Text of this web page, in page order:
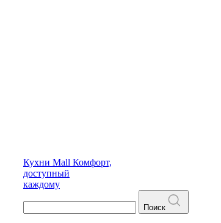
Кухни Mall Комфорт,
доступный
каждому
Поиск